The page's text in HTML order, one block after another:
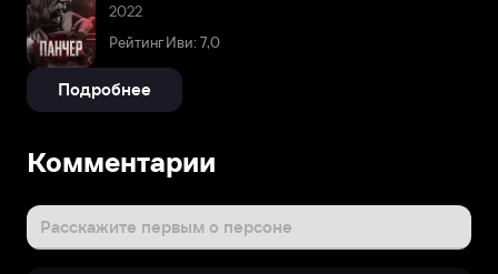
2022
Рейтинг Иви: 7,0
Подробнее
Комментарии
Расскажите первым о персоне